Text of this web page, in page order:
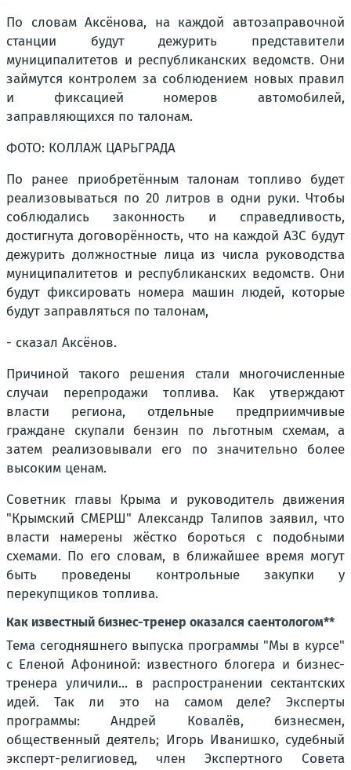
По словам Аксёнова, на каждой автозаправочной
станции будут дежурить представители
муниципалитетов и республиканских ведомств. Они
займутся контролем за соблюдением новых правил
и фиксацией номеров автомобилей,
заправляющихся по талонам.
ФОТО: КОЛЛАЖ ЦАРЬГРАДА
По ранее приобретённым талонам топливо будет
реализовываться по 20 литров в одни руки. Чтобы
соблюдались законность и справедливость,
достигнута договорённость, что на каждой АЗС будут
дежурить должностные лица из числа руководства
муниципалитетов и республиканских ведомств. Они
будут фиксировать номера машин людей, которые
будут заправляться по талонам,
- сказал Аксёнов.
Причиной такого решения стали многочисленные
случаи перепродажи топлива. Как утверждают
власти региона, отдельные предприимчивые
граждане скупали бензин по льготным схемам, а
затем реализовывали его по значительно более
высоким ценам.
Советник главы Крыма и руководитель движения
"Крымский СМЕРШ" Александр Талипов заявил, что
власти намерены жёстко бороться с подобными
схемами. По его словам, в ближайшее время могут
быть проведены контрольные закупки у
перекупщиков топлива.
Как известный бизнес-тренер оказался саентологом**
Тема сегодняшнего выпуска программы "Мы в курсе"
с Еленой Афониной: известного блогера и бизнес-
тренера уличили... в распространении сектантских
идей. Так ли это на самом деле? Эксперты
программы: Андрей Ковалёв, бизнесмен,
общественный деятель; Игорь Иванишко, судебный
эксперт-религиовед, член Экспертного Совета